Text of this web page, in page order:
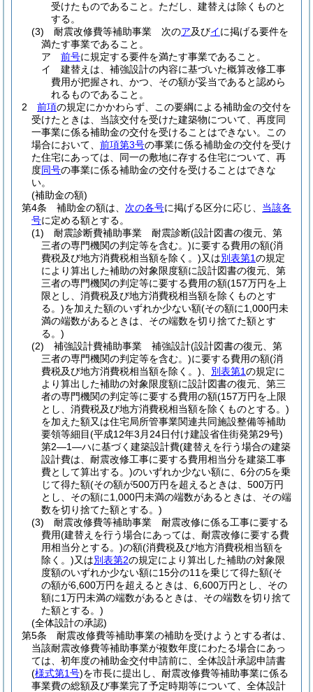
受けたものであること。 ただし、建替えは除くものと
する。
(3)
耐震改修費等補助事業 次のア及びイに掲げる要件を
満たす事業であること。
ア
前号に規定する要件を満たす事業であること。
イ
建替えは、補強設計の内容に基づいた概算改修工事
費用が把握され、かつ、その額が妥当であると認めら
れるものであること。
2
前項の規定にかかわらず、この要綱による補助金の交付を
受けたときは、当該交付を受けた建築物について、再度同
一事業に係る補助金の交付を受けることはできない。
この
場合において、 前項第3号の事業に係る補助金の交付を受け
た住宅にあっては、同一の敷地に存する住宅について、再
度同号の事業に係る補助金の交付を受けることはできな
い。
(補助金の額)
第4条
補助金の額は、 次の各号に掲げる区分に応じ、 当該各
号に定める額とする。
(1)
耐震診断費補助事業 耐震診断(設計図書の復元、第
三者の専門機関の判定等を含む。)に要する費用の額(消
費税及び地方消費税相当額を除く。)又は別表第1の規定
により算出した補助の対象限度額に設計図書の復元、第
三者の専門機関の判定等に要する費用の額(157万円を上
限とし、消費税及び地方消費税相当額を除くものとす
る。)を加えた額のいずれか少ない額(その額に1,000円未
満の端数があるときは、その端数を切り捨てた額とす
る。)
(2)
補強設計費補助事業 補強設計(設計図書の復元、第
三者の専門機関の判定等を含む。)に要する費用の額(消
費税及び地方消費税相当額を除く。)
別表第1の規定に
より算出した補助の対象限度額に設計図書の復元、第三
者の専門機関の判定等に要する費用の額(157万円を上限
とし、消費税及び地方消費税相当額を除くものとする。)
を加えた額又は住宅局所管事業関連共同施設整備等補助
要領等細目(平成12年3月24日付け建設省住街発第29号)
第2―1―ハに基づく建築設計費(建替えを行う場合の建築
設計費は、耐震改修工事に要する費用相当分を建築工事
費として算出する。)のいずれか少ない額に、6分の5を乗
じて得た額(その額が500万円を超えるときは、500万円
とし、その額に1,000円未満の端数があるときは、その端
数を切り捨てた額とする。)
(3)
耐震改修費等補助事業 耐震改修に係る工事に要する
費用(建替えを行う場合にあっては、耐震改修に要する費
用相当分とする。)の額(消費税及び地方消費税相当額を
除く。)又は別表第2の規定により算出した補助の対象限
度額のいずれか少ない額に15分の11を乗じて得た額(そ
の額が6,600万円を超えるときは、6,600万円とし、その
額に1万円未満の端数があるときは、その端数を切り捨て
た額とする。)
(全体設計の承認)
第5条
耐震改修費等補助事業の補助を受けようとする者は、
当該耐震改修費等補助事業が複数年度にわたる場合にあっ
ては、初年度の補助金交付申請前に、全体設計承認申請書
(様式第1号)を市長に提出し、耐震改修費等補助事業に係る
事業費の総額及び事業完了予定時期等について、全体設計